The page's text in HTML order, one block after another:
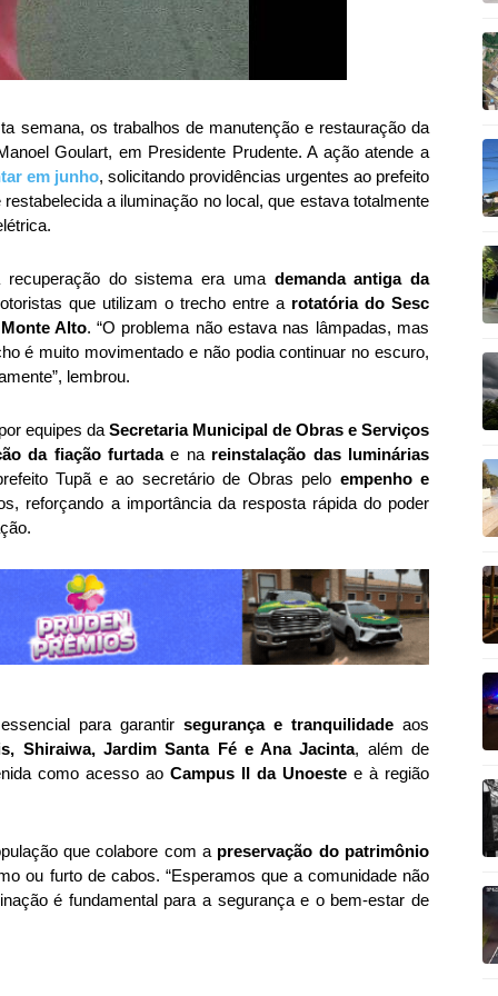
semana, os trabalhos de manutenção e restauração da
Goulart, em Presidente Prudente. A ação atende a
em junho, solicitando providências urgentes ao prefeito
a iluminação no local, que estava totalmente
do sistema era uma demanda antiga da
que utilizam o trecho entre a rotatória do Sesc
Alto. “O problema não estava nas lâmpadas, mas
é muito movimentado e não podia continuar no escuro,
lembrou.
equipes da Secretaria Municipal de Obras e Serviços
da fiação furtadae na reinstalação das luminárias
Tupã e ao secretário de Obras pelo empenho e
reforçando a importância da resposta rápida do poder
para garantirsegurança e tranquilidade aos
Shiraiwa, Jardim Santa Fé e Ana Jacinta, além de
como acesso ao Campus II da Unoeste e à região
que colabore com a preservação do patrimônio
ou furto de cabos. “Esperamos que a comunidade não
é fundamental para a segurança e o bem-estar de